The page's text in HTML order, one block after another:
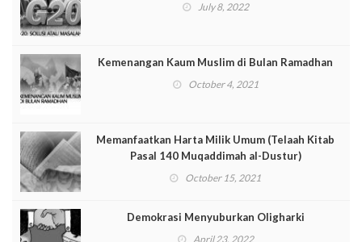
July 8, 2022
Kemenangan Kaum Muslim di Bulan Ramadhan
October 4, 2021
Memanfaatkan Harta Milik Umum (Telaah Kitab
Pasal 140 Muqaddimah al-Dustur)
October 15, 2021
Demokrasi Menyuburkan Oligharki
April 23, 2022